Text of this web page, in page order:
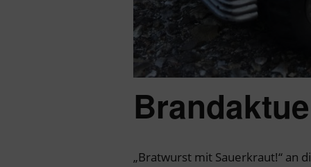
„Bratwurst mit Sauerkraut!“ an